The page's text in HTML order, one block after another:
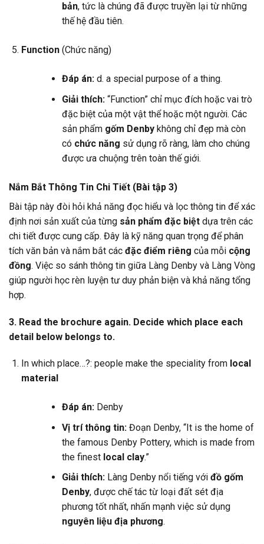
bản, tức là chúng đã được truyền lại từ những
thế hệ đầu tiên.
Function(Chức năng)
Đáp án:d. a special purpose of a thing.
Giải thích:“Function” chỉ mục đích hoặc vai trò
đặc biệt của một vật thể hoặc một người. Các
sản phẩm gốm Denbykhông chỉ đẹp mà còn
có chức năng sử dụng rõ ràng, làm cho chúng
được ưa chuộng trên toàn thế giới.
Nắm Bắt Thông Tin Chi Tiết (Bài tập 3)
Bài tập này đòi hỏi khả năng đọc hiểu và lọc thông tin để xác
định nơi sản xuất của từng sản phẩm đặc biệt dựa trên các
chi tiết được cung cấp. Đây là kỹ năng quan trọng để phân
tích văn bản và nắm bắt các đặc điểm riêng của mỗi cộng
đồng. Việc so sánh thông tin giữa Làng Denby và Làng Vòng
giúp người học rèn luyện tư duy phản biện và khả năng tổng
hợp.
3. Read the brochure again. Decide which place each
detail below belongs to.
In which place…?: people make the speciality from local
material
Đáp án:Denby
Vị trí thông tin:Đoạn Denby, “It is the home of
the famous Denby Pottery, which is made from
the finest local clay.”
Giải thích:Làng Denby nổi tiếng với đồ gốm
Denby, được chế tác từ loại đất sét địa
phương tốt nhất, nhấn mạnh việc sử dụng
nguyên liệu địa phương.